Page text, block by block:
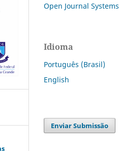
Open Journal Systems
Idioma
Português (Brasil)
English
Enviar Submissão